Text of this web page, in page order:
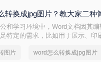
转换成jpg图片？教大家二种
和学习环境中，Word文档因其
特定的需求，比如用于展示、印
文件小、易于网络传输等特点，非
图片 word怎么转换成jpg图片